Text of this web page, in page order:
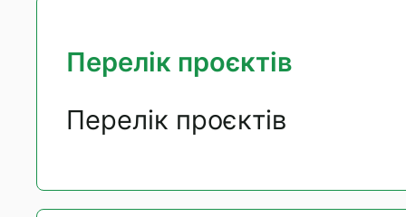
Перелік проєктів
Перелік проєктів